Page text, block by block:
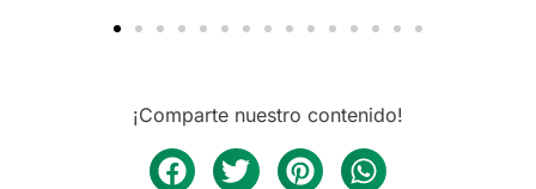
¡Comparte nuestro contenido!